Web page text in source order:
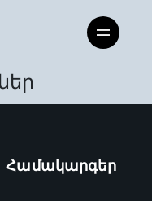
Համակարգեր